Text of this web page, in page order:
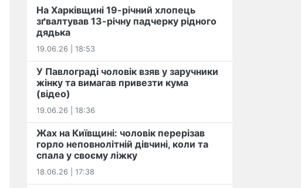
На Харківщині 19-річний хлопець​
️зґвалтував 13-річну падчерку рідного
дядька
19.06.26 | 18:53
У Павлограді чоловік взяв у заручники
жінку та вимагав привезти кума
(відео)
19.06.26 | 18:36
Жах на Київщині: чоловік перерізав
горло неповнолітній дівчині, коли та
спала у своєму ліжку
18.06.26 | 17:38